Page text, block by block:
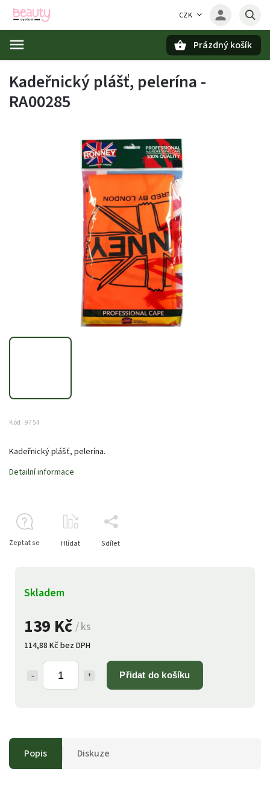
CZK
Prázdný košík
Kadeřnický plášť, pelerína -
RA00285
Kód: 9754
139 Kč / ks
114,88 Kč bez DPH
Přidat do košíku
Skladem
Kadeřnický plášť, pelerína.
Detailní informace
Zeptat se Hlídat Sdílet
Popis Diskuze